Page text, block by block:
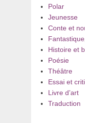
Polar
Jeunesse
Conte et
Histoire et
Poésie
Théâtre
Essai et
Livre d’art
Traduction